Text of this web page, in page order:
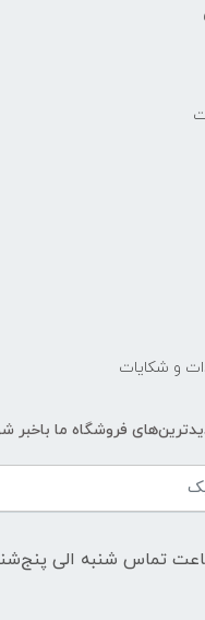
و شکایات
فروشگاه ما باخبر